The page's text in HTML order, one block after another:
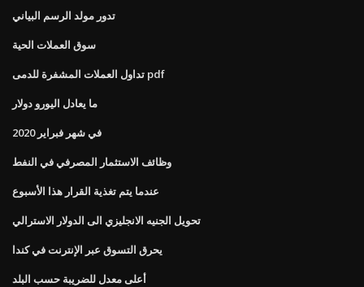
تدور مولد الرسم البياني
سوق العملات الحية
تداول العملات المشفرة للدمى pdf
ما يعادل اليورو دولار
في شهر فبراير 2020
وظائف الاستثمار المصرفي في النفط
عندما يتم تغذية القرار هذا الأسبوع
تحويل الجنيه الانجليزي الى الدولار الاسترالي
يحرق التسوق عبر الإنترنت في كندا
أعلى معدل للضريبة حسب البلد